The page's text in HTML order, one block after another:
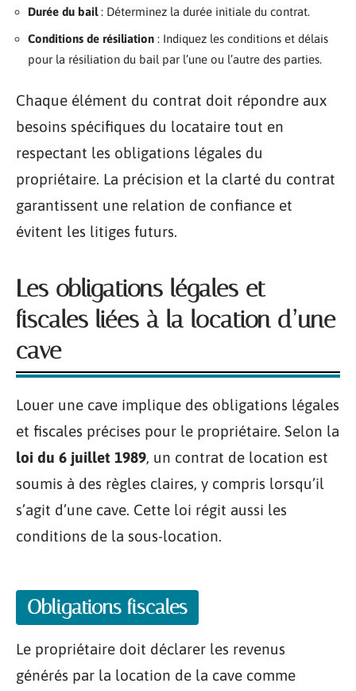
Durée du bail: Déterminez la durée initiale du contrat.
Conditions de résiliation : Indiquez les conditions et délais
pour la résiliation du bail par l’une ou l’autre des parties.
Chaque élément du contrat doit répondre aux
besoins spécifiques du locataire tout en
respectant les obligations légales du
propriétaire. La précision et la clarté du contrat
garantissent une relation de confiance et
évitent les litiges futurs.
Les obligations légales et
fiscales liées à la location d’une
cave
Louer une cave implique des obligations légales
et fiscales précises pour le propriétaire. Selon la
loi du 6 juillet 1989, un contrat de location est
soumis à des règles claires, y compris lorsqu’il
s’agit d’une cave. Cette loi régit aussi les
conditions de la sous-location.
Obligations fiscales
Le propriétaire doit déclarer les revenus
générés par la location de la cave comme